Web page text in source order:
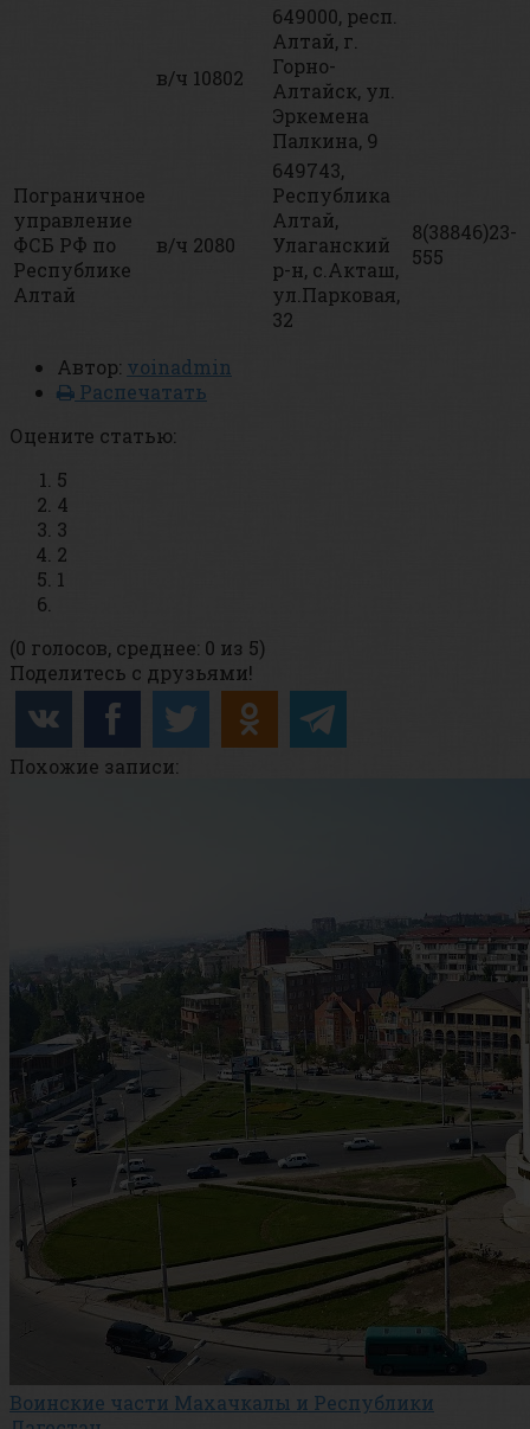
в/ч 10802
649000, респ.
Алтай, г.
Горно-
Алтайск, ул.
Эркемена
Палкина, 9
Пограничное
управление
ФСБ РФ по
Республике
Алтай
в/ч 2080
649743,
Республика
Алтай,
Улаганский
р-н, с.Акташ,
ул.Парковая,
32
8(38846)23-
555
Автор: voinadmin
Распечатать
Оцените статью:
5
4
3
2
1
(0 голосов, среднее: 0 из 5)
Поделитесь с друзьями!
Похожие записи:
Воинские части Махачкалы и Республики